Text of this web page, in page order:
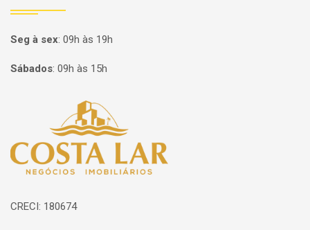
Seg à sex: 09h às 19h
Sábados: 09h às 15h
Página inicial
CRECI: 180674